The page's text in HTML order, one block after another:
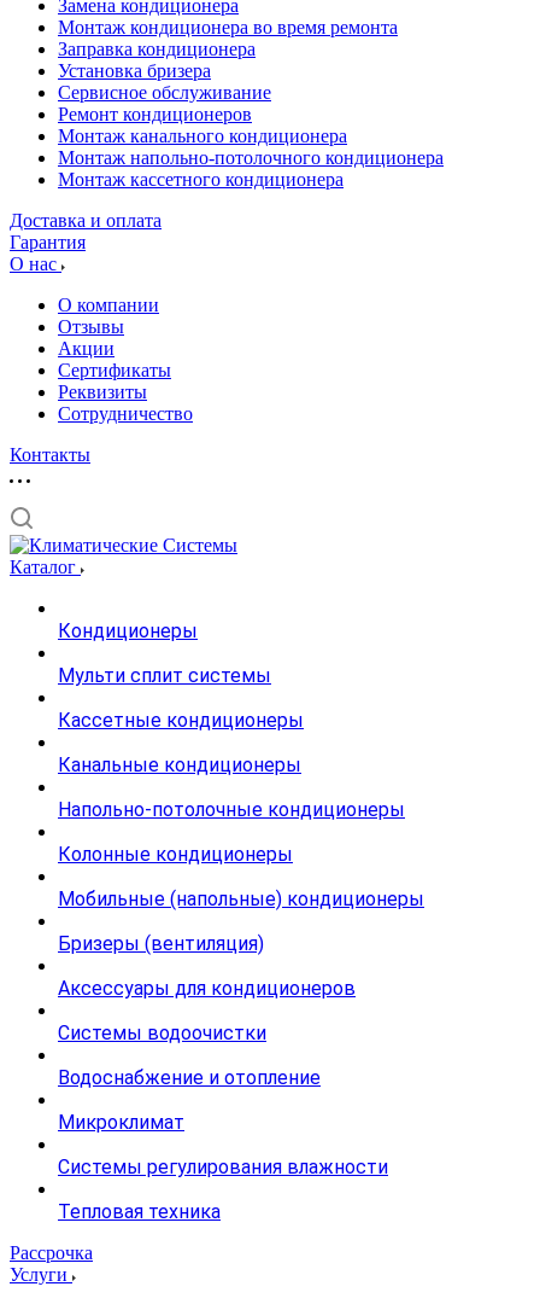
Замена кондиционера
Монтаж кондиционера во время ремонта
Заправка кондиционера
Установка бризера
Сервисное обслуживание
Ремонт кондиционеров
Монтаж канального кондиционера
Монтаж напольно-потолочного кондиционера
Монтаж кассетного кондиционера
Доставка и оплата
Гарантия
О нас
О компании
Отзывы
Акции
Cертификаты
Реквизиты
Сотрудничество
Контакты
Каталог
Кондиционеры
Мульти сплит системы
Кассетные кондиционеры
Канальные кондиционеры
Напольно-потолочные кондиционеры
Колонные кондиционеры
Мобильные (напольные) кондиционеры
Бризеры (вентиляция)
Аксессуары для кондиционеров
Системы водоочистки
Водоснабжение и отопление
Микроклимат
Системы регулирования влажности
Тепловая техника
Рассрочка
Услуги